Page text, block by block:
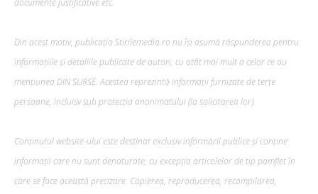
documente justificative etc.
Din acest motiv, publicația Stirilemedia.ro nu își asumă răspunderea pentru
informațiile și detaliile publicate de autori, cu atât mai mult a celor ce au
mențiunea DIN SURSE. Acestea reprezintă informații furnizate de terțe
persoane, incluisv sub protecția anonimatului (la solicitarea lor).
Conținutul website-ului este destinat exclusiv informării publice și conține
informații care nu sunt denaturate, cu excepția articolelor de tip pamflet în
care se face această precizare. Copierea, reproducerea, recompilarea,